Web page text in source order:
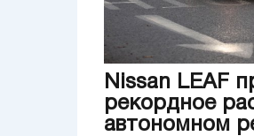
Nissan LEAF
рекордное
автономном